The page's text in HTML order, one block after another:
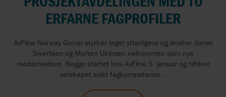
ERFARNE FAGPROFILER
AxFlow Norway Group styrker laget ytterligere og ønsker Jonas
Sivertsen og Morten Ulriksen velkommen som nye
medarbeidere. Begge startet hos AxFlow 5. januar og tilfører
selskapet solid fagkompetanse...